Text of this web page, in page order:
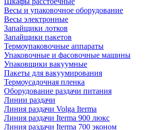
Весы и упаковочное оборудование
Весы электронные
Запайщики лотков
Запайщики пакетов
Термоупаковочные аппараты
Упаковочные и фасовочные машины
Упаковщики вакуумные
Пакеты для вакуумирования
Термоусадочная пленка
Оборудование раздачи питания
Линии раздачи
Линия раздачи Volga Iterma
Линия раздачи Iterma 900 люкс
Линия раздачи Iterma 700 эконом